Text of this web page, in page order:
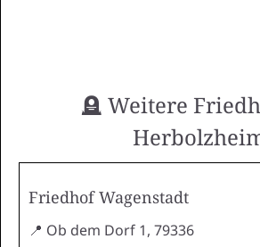
🪦 Weitere
Friedhof Wagenstadt
📍 Ob dem Dorf 1, 79336